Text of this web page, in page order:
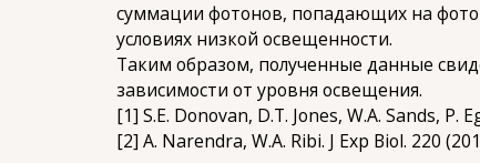
суммации фотонов, попадающих на
условиях низкой освещенности.
Таким образом, полученные данные
зависимости от уровня освещения.
[1] S.E. Donovan, D.T. Jones, W.A. Sands, P.
[2] A. Narendra, W.A. Ribi. J Exp Biol. 220